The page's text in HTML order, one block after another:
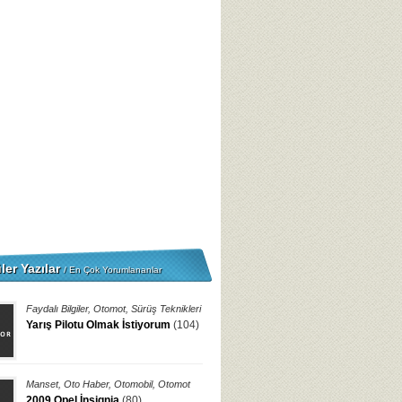
Yazılar/ En Çok Yorumlananlar
Faydalı Bilgiler, Otomot, Sürüş Teknikleri
Yarış Pilotu Olmak İstiyorum (104)
Manset, Oto Haber, Otomobil, Otomot